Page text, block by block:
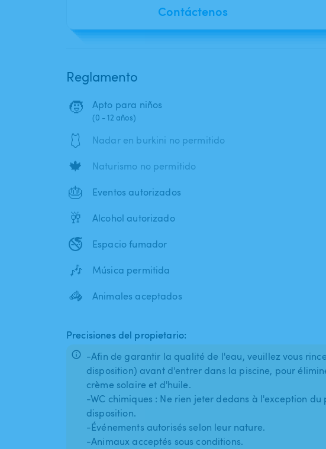
Contáctenos
Reglamento
🧒 Apto para niños
(0 - 12 años)
🩱 Nadar en burkini no permitido
🍁 Naturismo no permitido
🎂 Eventos autorizados
🥂 Alcohol autorizado
🚭 Espacio fumador
🎶 Música permitida
🦓 Animales aceptados
Precisiones del propietario:
-Afin de garantir la qualité de l'eau, veuillez vous
disposition) avant d'entrer dans la piscine, pour
crème solaire et d'huile.
-WC chimiques : Ne rien jeter dedans à l'exception
disposition.
-Événements autorisés selon leur nature.
-Animaux acceptés sous conditions.